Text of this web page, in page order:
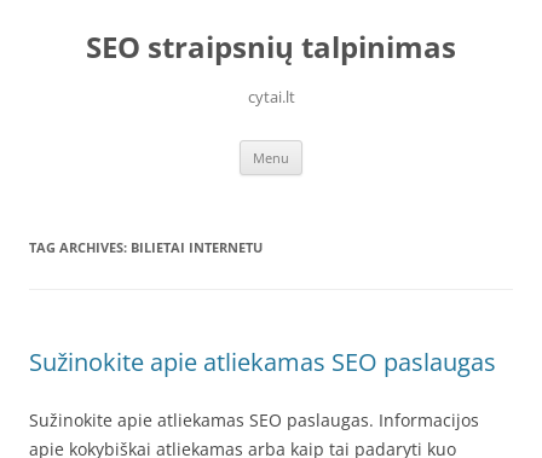
contentSEO straipsnių talpinimas
cytai.lt
Menu
TAG ARCHIVES: BILIETAI INTERNETU
Sužinokite apie atliekamas SEO paslaugas
Sužinokite apie atliekamas SEO paslaugas. Informacijos
apie kokybiškai atliekamas arba kaip tai padaryti kuo